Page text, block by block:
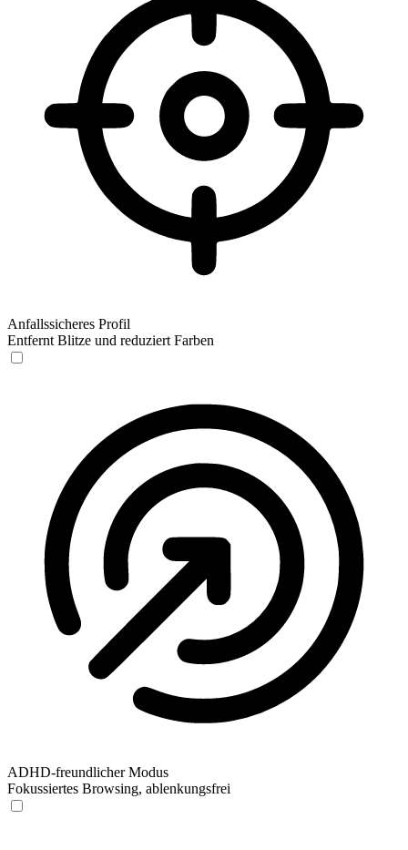
Anfallssicheres Profil
Entfernt Blitze und reduziert Farben
ADHD-freundlicher Modus
Fokussiertes Browsing, ablenkungsfrei